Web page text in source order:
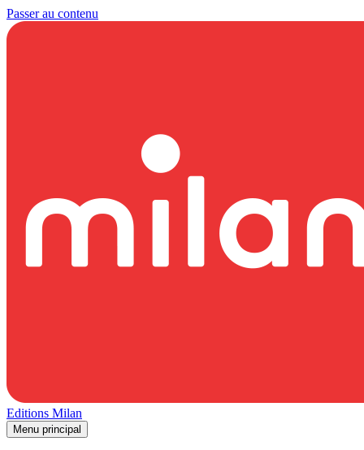
Passer au contenu
Editions Milan
Menu principal